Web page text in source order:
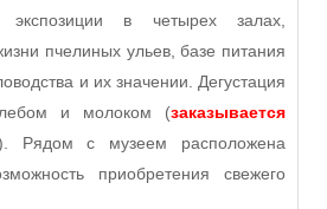
в четырех залах,
пчелиных ульев, базе питания
и их значении. Дегустация
и молоком (заказывается
. Рядом с музеем расположена
приобретения свежего